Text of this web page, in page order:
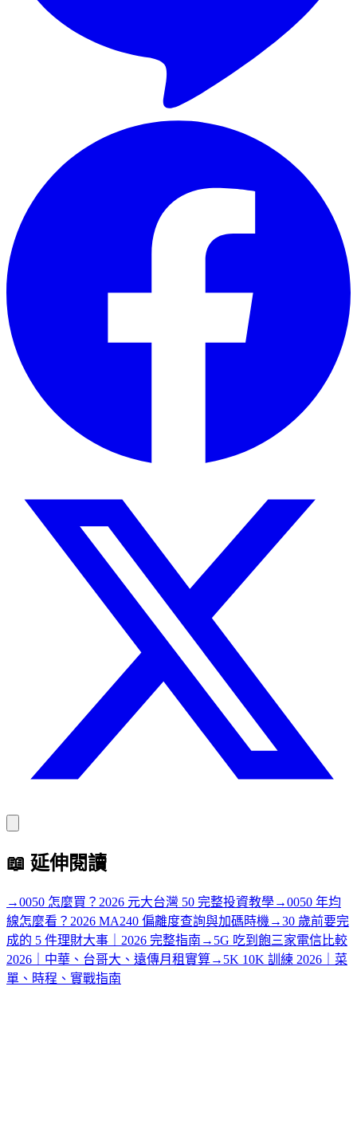
📖 延伸閱讀
→0050 怎麼買？2026 元大台灣 50 完整投資教學→0050 年均
線怎麼看？2026 MA240 偏離度查詢與加碼時機 →30 歲前要完
成的 5 件理財大事｜2026 完整指南 → 5G 吃到飽三家電信比較
2026｜中華、台哥大、遠傳月租實算→ 5K 10K 訓練 2026｜菜
單、時程、實戰指南